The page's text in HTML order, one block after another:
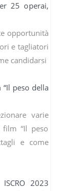
25 operai,
opportunità
e tagliatori
candidarsi
peso della
varie
“Il peso
e come
2023